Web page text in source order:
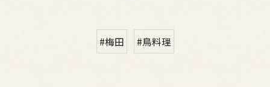
#梅田 #鳥料理